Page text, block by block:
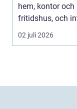
hem, kontor och
fritidshus, och
ökar för va...
02 juli 2026